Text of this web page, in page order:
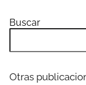
Buscar
Otras